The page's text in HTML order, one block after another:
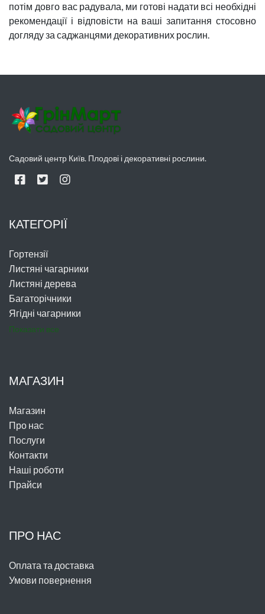
потім довго вас радувала, ми готові надати всі необхідні
рекомендації і відповісти на ваші запитання стосовно
догляду за саджанцями декоративних рослин.
Садовий центр Київ. Плодові і декоративні рослини.
КАТЕГОРІЇ
Гортензії
Листяні чагарники
Листяні дерева
Багаторічники
Ягідні чагарники
Показати все
МАГАЗИН
Магазин
Про нас
Послуги
Контакти
Наші роботи
Прайси
ПРО НАС
Оплата та доставка
Умови повернення